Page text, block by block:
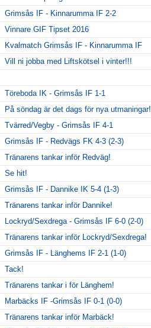
Grimsås IF - Kinnarumma IF 2-2
Vinnare GIF Tipset 2016
Kvalmatch Grimsås IF - Kinnarumma IF
Vill ni jobba med Liftskötsel i vinter!!!
Töreboda IK - Grimsås IF 1-1
På söndag är det dags för nya utmaningar!
Tvärred/Vegby - Grimsås IF 4-1
Grimsås IF - Redvägs FK 4-3 (2-3)
Tränarens tankar inför Redväg!
Se hit!
Grimsås IF - Dannike IK 5-4 (1-3)
Tränarens tankar inför Dannike!
Lockryd/Sexdrega - Grimsås IF 6-0 (2-0)
Tränarens tankar inför Lockryd/Sexdrega!
Grimsås IF - Länghems IF 2-1 (1-0)
Tack!
Tränarens tankar i för Länghem!
Marbäcks IF -Grimsås IF 0-1 (0-0)
Tränarens tankar inför Marbäck!